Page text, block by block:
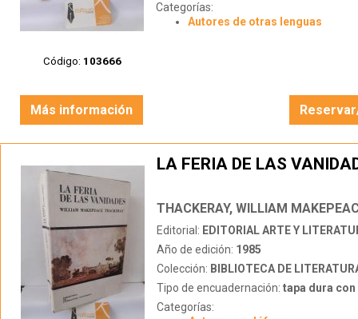
Código: 103666
Categorías:
Autores de otras lenguas
Más información
LA FERIA DE LAS
THACKERAY, WILLIAM
Editorial: EDITORIAL ARTE Y
Año de edición: 1985
Colección: BIBLIOTECA DE
Tipo de encuadernación: tapa dura con
Categorías: